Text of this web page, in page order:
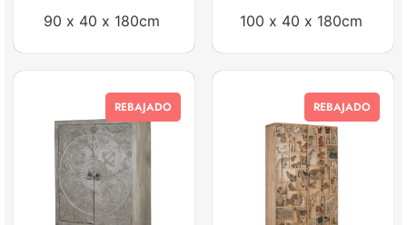
90 x 40 x 180cm 100 x 40 x 180cm
REBAJADO REBAJADO